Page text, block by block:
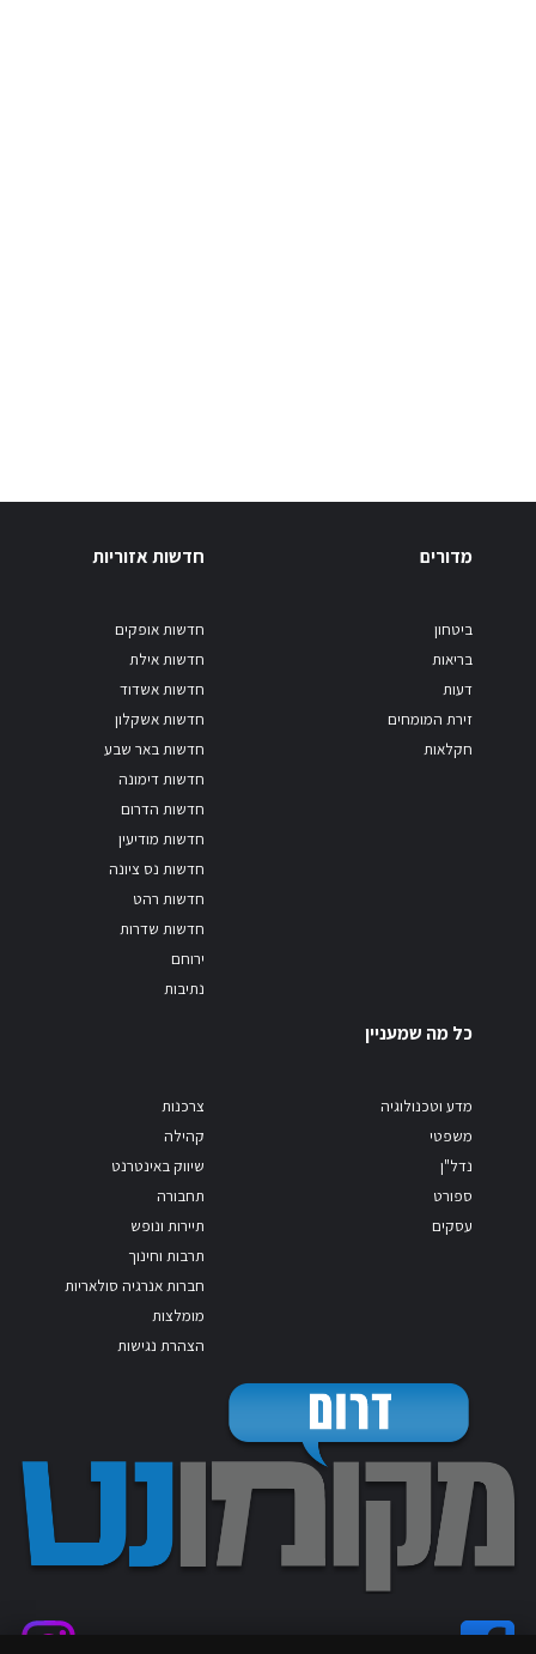
מדורים
ביטחון
בריאות
דעות
זירת המומחים
חקלאות
חדשות אזוריות
חדשות אופקים
חדשות אילת
חדשות אשדוד
חדשות אשקלון
חדשות באר שבע
חדשות דימונה
חדשות הדרום
חדשות מודיעין
חדשות נס ציונה
חדשות רהט
חדשות שדרות
ירוחם
נתיבות
כל מה שמעניין
מדע וטכנולוגיה
משפטי
נדל"ן
ספורט
עסקים
צרכנות
קהילה
שיווק באינטרנט
תחבורה
תיירות ונופש
תרבות וחינוך
חברות אנרגיה סולאריות
מומלצות
הצהרת נגישות